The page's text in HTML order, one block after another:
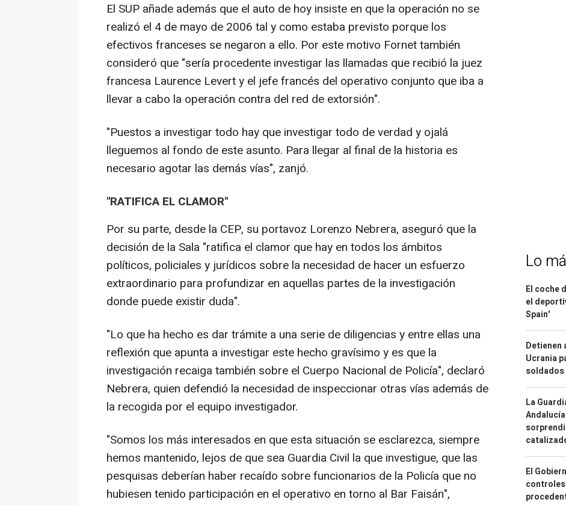
El SUP añade además que el auto de hoy insiste en que la operación no se
realizó el 4 de mayo de 2006 tal y como estaba previsto porque los
efectivos franceses se negaron a ello. Por este motivo Fornet también
consideró que "sería procedente investigar las llamadas que recibió la juez
francesa Laurence Levert y el jefe francés del operativo conjunto que iba a
llevar a cabo la operación contra del red de extorsión".
"Puestos a investigar todo hay que investigar todo de verdad y ojalá
lleguemos al fondo de este asunto. Para llegar al final de la historia es
necesario agotar las demás vías", zanjó.
"RATIFICA EL CLAMOR"
Por su parte, desde la CEP, su portavoz Lorenzo Nebrera, aseguró que la
decisión de la Sala "ratifica el clamor que hay en todos los ámbitos
políticos, policiales y jurídicos sobre la necesidad de hacer un esfuerzo
extraordinario para profundizar en aquellas partes de la investigación
donde puede existir duda".
"Lo que ha hecho es dar trámite a una serie de diligencias y entre ellas una
reflexión que apunta a investigar este hecho gravísimo y es que la
investigación recaiga también sobre el Cuerpo Nacional de Policía", declaró
Nebrera, quien defendió la necesidad de inspeccionar otras vías además de
la recogida por el equipo investigador.
"Somos los más interesados en que esta situación se esclarezca, siempre
hemos mantenido, lejos de que sea Guardia Civil la que investigue, que las
pesquisas deberían haber recaído sobre funcionarios de la Policía que no
hubiesen tenido participación en el operativo en torno al Bar Faisán",
Lo
El coche
el
Spain'
Detienen
Ucrania
La
El